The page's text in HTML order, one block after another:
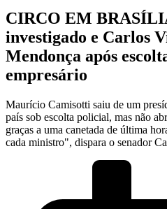
CIRCO EM
investigado e Carlos
Mendonça após
empresário
Maurício Camisotti saiu de um
país sob escolta policial, mas não
graças a uma canetada de última
cada ministro", dispara o senador